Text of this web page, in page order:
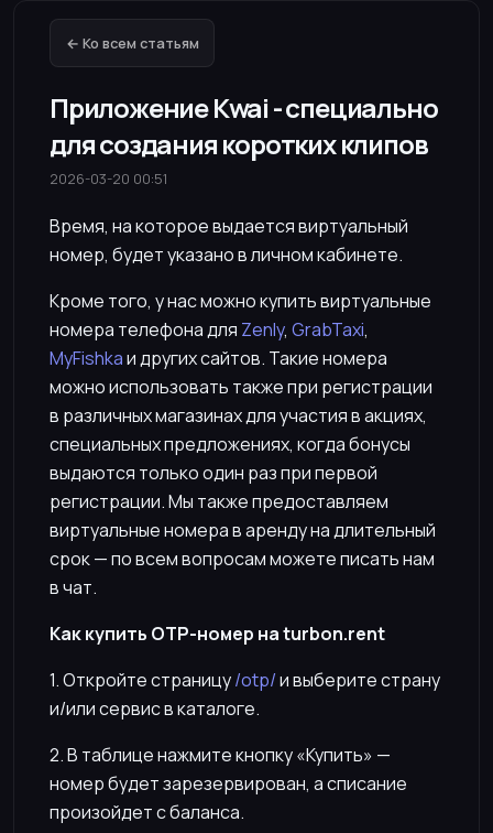
← Ко всем статьям
Приложение Kwai - специально
для создания коротких клипов
2026-03-20 00:51
Время, на которое выдается виртуальный
номер, будет указано в личном кабинете.
Кроме того, у нас можно купить виртуальные
номера телефона для Zenly, GrabTaxi,
MyFishkaи других сайтов. Такие номера
можно использовать также при регистрации
в различных магазинах для участия в акциях,
специальных предложениях, когда бонусы
выдаются только один раз при первой
регистрации. Мы также предоставляем
виртуальные номера в аренду на длительный
срок — по всем вопросам можете писать нам
в чат.
Как купить OTP-номер на turbon.rent
1. Откройте страницу/otp/и выберите страну
и/или сервис в каталоге.
2. В таблице нажмите кнопку «Купить» —
номер будет зарезервирован, а списание
произойдет с баланса.